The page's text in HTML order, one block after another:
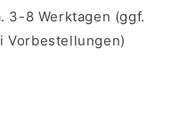
3-8 Werktagen (ggf.
Vorbestellungen)